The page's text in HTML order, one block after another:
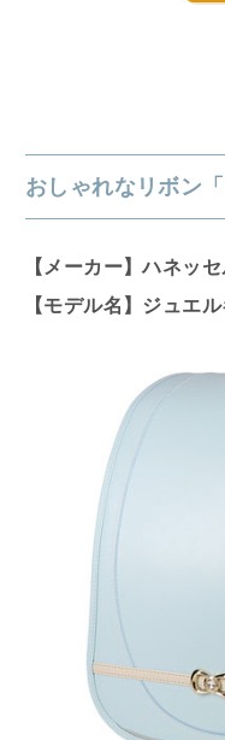
おしゃれなリボン
【メーカー】ハネッ
【モデル名】ジュエ